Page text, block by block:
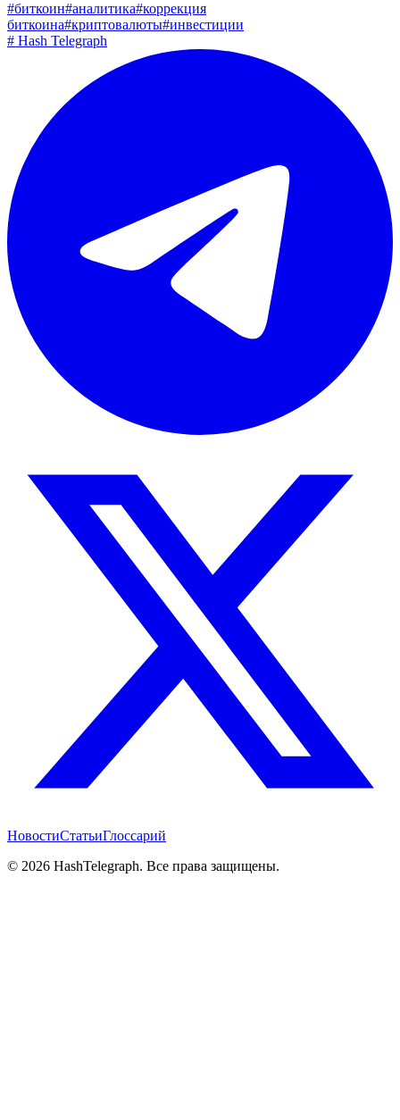
#биткоин#аналитика#коррекция
биткоина#криптовалюты#инвестиции
# Hash Telegraph
НовостиСтатьиГлоссарий
© 2026 HashTelegraph. Все права защищены.